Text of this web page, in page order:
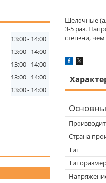
Щелочные
3-5 раз.
степени,
Страна
Тип
Типоразмер
13:00
14:00
13:00
14:00
13:00
14:00
13:00
14:00
13:00
14:00